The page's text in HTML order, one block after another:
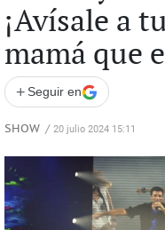
¡Avísale a
mamá que
+ Seguir en
SHOW / 20 julio 2024 15:11